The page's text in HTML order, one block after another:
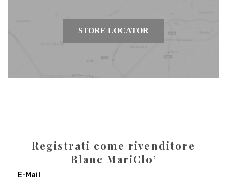
STORE LOCATOR
Registrati come rivenditore
Blanc MariClo’
E-Mail